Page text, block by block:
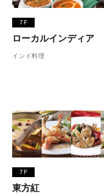
7F
ローカルインディア
インド料理
7F
東方紅